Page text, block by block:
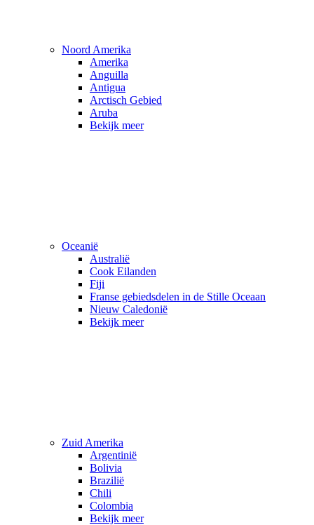
Noord Amerika
Amerika
Anguilla
Antigua
Arctisch Gebied
Aruba
Bekijk meer
Oceanië
Australië
Cook Eilanden
Fiji
Franse gebiedsdelen in de Stille Oceaan
Nieuw Caledonië
Bekijk meer
Zuid Amerika
Argentinië
Bolivia
Brazilië
Chili
Colombia
Bekijk meer